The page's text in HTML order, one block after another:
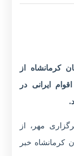
کرمانشاه از
ایرانی در
مهر، از
کرمانشاه خبر